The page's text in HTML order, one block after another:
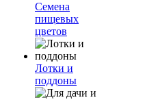
Семена
пищевых
цветов
Лотки и
поддоны